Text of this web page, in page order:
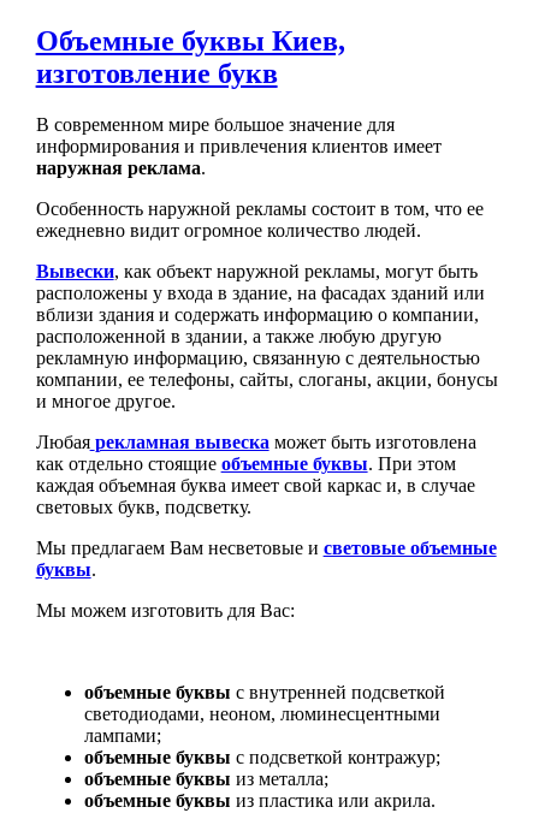
Объемные буквы Киев,
изготовление букв
В современном мире большое значение для
информирования и привлечения клиентов имеет
наружная реклама.
Особенность наружной рекламы состоит в том, что ее
ежедневно видит огромное количество людей.
Вывески, как объект наружной рекламы, могут быть
расположены у входа в здание, на фасадах зданий или
вблизи здания и содержать информацию о компании,
расположенной в здании, а также любую другую
рекламную информацию, связанную с деятельностью
компании, ее телефоны, сайты, слоганы, акции, бонусы
и многое другое.
Любая рекламная вывеска может быть изготовлена
как отдельно стоящие объемные буквы. При этом
каждая объемная буква имеет свой каркас и, в случае
световых букв, подсветку.
Мы предлагаем Вам несветовые и световые объемные
буквы.
Мы можем изготовить для Вас:
объемные буквы с внутренней подсветкой
светодиодами, неоном, люминесцентными
лампами;
объемные буквы с подсветкой контражур;
объемные буквы из металла;
объемные буквы из пластика или акрила.